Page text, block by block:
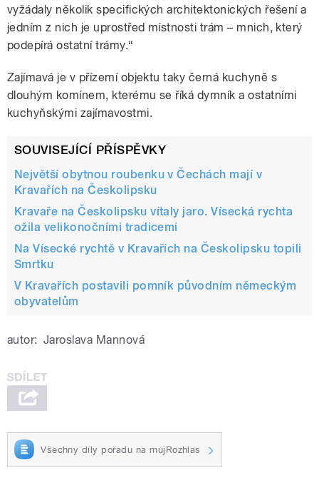
vyžádaly několik specifických architektonických řešení a
jedním z nich je uprostřed místnosti trám – mnich, který
podepírá ostatní trámy.“
Zajímavá je v přízemí objektu taky černá kuchyně s
dlouhým komínem, kterému se říká dymník a ostatními
kuchyňskými zajímavostmi.
SOUVISEJÍCÍ PŘÍSPĚVKY
Největší obytnou roubenku v Čechách mají v
Kravařích na Českolipsku
Kravaře na Českolipsku vítaly jaro. Vísecká rychta
ožila velikonočními tradicemi
Na Vísecké rychtě v Kravařích na Českolipsku topili
Smrtku
V Kravařích postavili pomník původním německým
obyvatelům
autor: Jaroslava Mannová
Všechny díly pořadu na mujRozhlas